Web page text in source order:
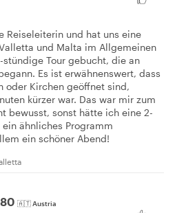
Reiseleiterin und hat uns eine
und Malta im Allgemeinen
Tour gebucht, die an
Es ist erwähnenswert, dass
oder Kirchen geöffnet sind,
kürzer war. Das war mir zum
bewusst, sonst hätte ich eine 2-
ähnliches Programm
ein schöner Abend!
🇦🇹Austria